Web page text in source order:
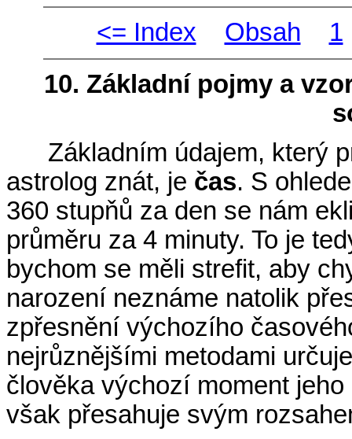
<= Index Obsah
1
10. Základní pojmy a
Základním údajem, který
astrolog znát, je čas. S
360 stupňů za den se nám
průměru za 4 minuty. To je
bychom se měli strefit, aby
narození neznáme natolik
zpřesnění výchozího
nejrůznějšími metodami
člověka výchozí moment
však přesahuje svým